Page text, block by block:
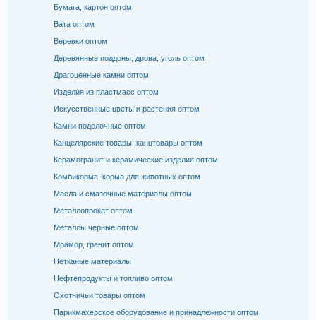
Бумага, картон оптом
Вата оптом
Веревки оптом
Деревянные поддоны, дрова, уголь оптом
Драгоценные камни оптом
Изделия из пластмасс оптом
Искусственные цветы и растения оптом
Камни поделочные оптом
Канцелярские товары, канцтовары оптом
Керамогранит и керамические изделия оптом
Комбикорма, корма для животных оптом
Масла и смазочные материалы оптом
Металлопрокат оптом
Металлы черные оптом
Мрамор, гранит оптом
Нетканые материалы
Нефтепродукты и топливо оптом
Охотничьи товары оптом
Парикмахерское оборудование и принадлежности оптом